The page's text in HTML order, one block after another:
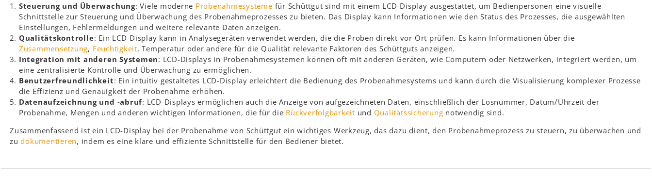
Steuerung und Überwachung: Viele moderne Probenahmesysteme für Schüttgut sind mit einem LCD-Display ausgestattet, um Bedienpersonen eine visuelle
Schnittstelle zur Steuerung und Überwachung des Probenahmeprozesses zu bieten. Das Display kann Informationen wie den Status des Prozesses, die ausgewählten
Einstellungen, Fehlermeldungen und weitere relevante Daten anzeigen.
Qualitätskontrolle: Ein LCD-Display kann in Analysegeräten verwendet werden, die die Proben direkt vor Ort prüfen. Es kann Informationen über die
Zusammensetzung, Feuchtigkeit, Temperatur oder andere für die Qualität relevante Faktoren des Schüttguts anzeigen.
Integration mit anderen Systemen: LCD-Displays in Probenahmesystemen können oft mit anderen Geräten, wie Computern oder Netzwerken, integriert werden, um
eine zentralisierte Kontrolle und Überwachung zu ermöglichen.
Benutzerfreundlichkeit: Ein intuitiv gestaltetes LCD-Display erleichtert die Bedienung des Probenahmesystems und kann durch die Visualisierung komplexer Prozesse
die Effizienz und Genauigkeit der Probenahme erhöhen.
Datenaufzeichnung und -abruf: LCD-Displays ermöglichen auch die Anzeige von aufgezeichneten Daten, einschließlich der Losnummer, Datum/Uhrzeit der
Probenahme, Mengen und anderen wichtigen Informationen, die für die Rückverfolgbarkeit und Qualitätssicherung notwendig sind.
Zusammenfassend ist ein LCD-Display bei der Probenahme von Schüttgut ein wichtiges Werkzeug, das dazu dient, den Probenahmeprozess zu steuern, zu überwachen und
zudokumentieren, indem es eine klare und effiziente Schnittstelle für den Bediener bietet.